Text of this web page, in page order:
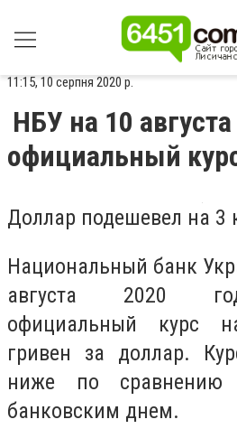
11:15, 10 серпня 2020 р.
НБУ на 10
официальный
Доллар подешевел на 3
Национальный банк
августа 2020
официальный курс
гривен за доллар.
ниже по
банковским днем.